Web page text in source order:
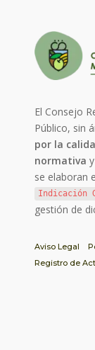
El Consejo
Público, sin
por la
normativa y
se elaboran
Indicación
gestión de
Aviso Legal
Registro de